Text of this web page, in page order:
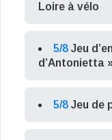
Loire à vélo
5/8 Jeu
d’Antonietta
5/8 Jeu de